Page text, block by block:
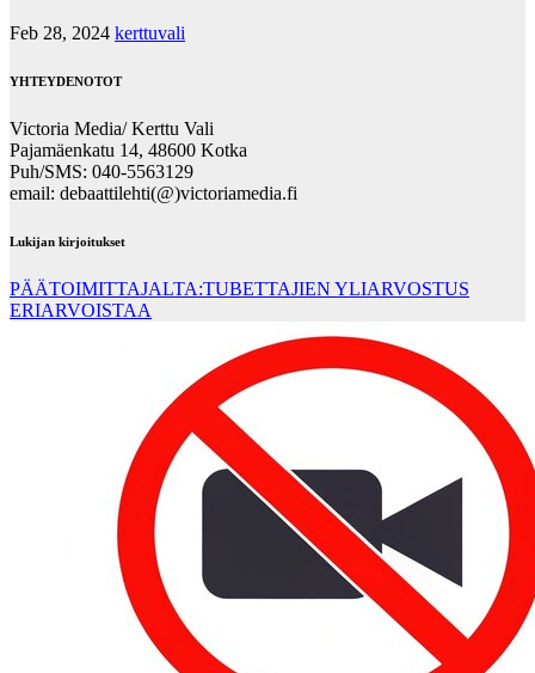
Feb 28, 2024 kerttuvali
YHTEYDENOTOT
Victoria Media/ Kerttu Vali
Pajamäenkatu 14, 48600 Kotka
Puh/SMS: 040-5563129
email: debaattilehti(@)victoriamedia.fi
Lukijan kirjoitukset
PÄÄTOIMITTAJALTA:TUBETTAJIEN YLIARVOSTUS
ERIARVOISTAA